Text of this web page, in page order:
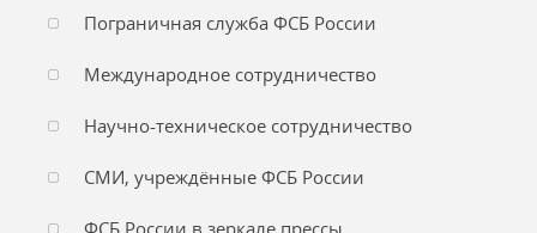
Пограничная служба ФСБ России
Международное сотрудничество
Научно-техническое сотрудничество
СМИ, учреждённые ФСБ России
ФСБ России в зеркале прессы